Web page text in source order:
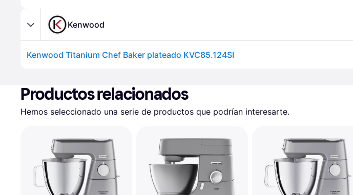
Kenwood
Kenwood Titanium Chef Baker plateado KVC85.124SI
Productos relacionados
Hemos seleccionado una serie de productos que podrían interesarte.